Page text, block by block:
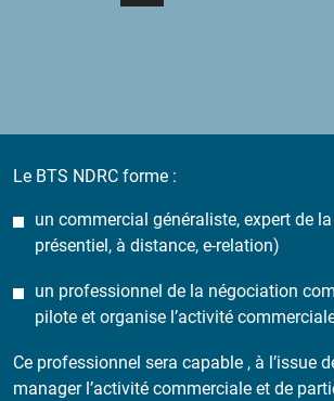
Le BTS NDRC forme :
un commercial généraliste, expert de
présentiel, à distance, e-relation)
un professionnel de la négociation
pilote et organise l’activité
Ce professionnel sera capable , à l’issue
manager l’activité commerciale et de